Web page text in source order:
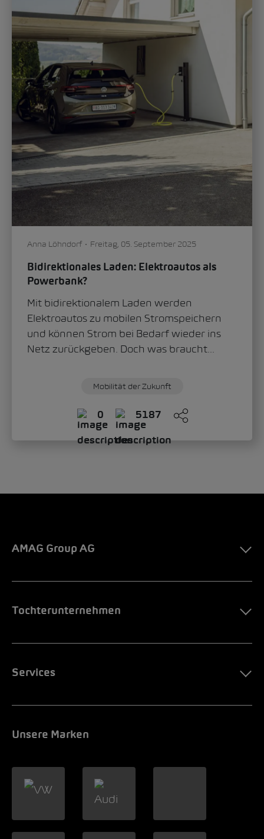
Anna Löhndorf Freitag, 05. September 2025
Bidirektionales Laden: Elektroautos als
Powerbank?
Mit bidirektionalem Laden werden
Elektroautos zu mobilen Stromspeichern
und können Strom bei Bedarf wieder ins
Netz zurückgeben. Doch was braucht...
Mobilität der Zukunft
0 5187
AMAG Group AG
Tochterunternehmen
Services
Unsere Marken